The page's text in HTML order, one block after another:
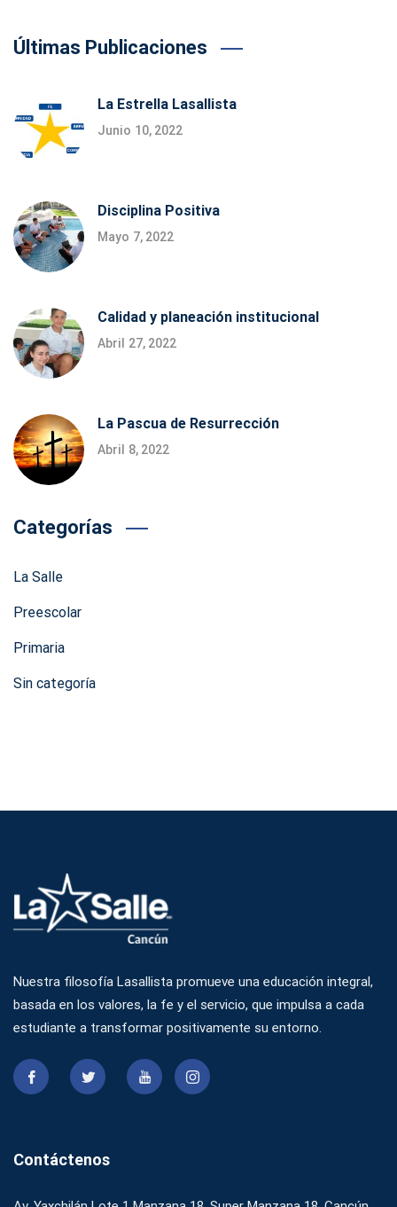
Últimas Publicaciones
La Estrella Lasallista
Junio 10, 2022
Disciplina Positiva
Mayo 7, 2022
Calidad y planeación institucional
Abril 27, 2022
La Pascua de Resurrección
Abril 8, 2022
Categorías
La Salle
Preescolar
Primaria
Sin categoría
Nuestra filosofía Lasallista promueve una educación integral,
basada en los valores, la fe y el servicio, que impulsa a cada
estudiante a transformar positivamente su entorno.
Contáctenos